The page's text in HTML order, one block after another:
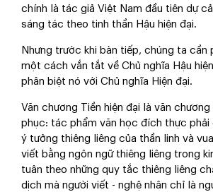
chính là tác giả Việt Nam đầu tiên dự
sáng tác theo tinh thần Hậu hiện đại.
Nhưng trước khi bàn tiếp, chúng ta cần
một cách vắn tắt về Chủ nghĩa Hậu
phân biệt nó với Chủ nghĩa Hiện đại.
Văn chương Tiền hiện đại là văn
phục: tác phẩm văn học đích thực phải
ý tưởng thiêng liêng của thần linh và
viết bằng ngôn ngữ thiêng liêng trong
tuân theo những quy tắc thiêng liêng
dịch mà người viết - nghệ nhân chỉ là